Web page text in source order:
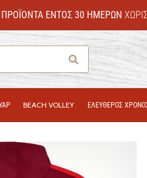
ΠΡΟΪΌΝΤΑ ΕΝΤΌΣ 30 ΗΜΕΡΏΝ
Αναζήτηση
BEACH VOLLEY ΕΛΕΥΘΕΡΟΣ